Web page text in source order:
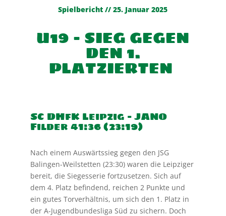
Spielbericht // 25. Januar 2025
U19 – SIEG GEGEN
DEN 1.
PLATZIERTEN
SC DHfK Leipzig – JANO
Filder 41:36 (23:19)
Nach einem Auswärtssieg gegen den JSG
Balingen-Weilstetten (23:30) waren die Leipziger
bereit, die Siegesserie fortzusetzen. Sich auf
dem 4. Platz befindend, reichen 2 Punkte und
ein gutes Torverhältnis, um sich den 1. Platz in
der A-Jugendbundesliga Süd zu sichern. Doch